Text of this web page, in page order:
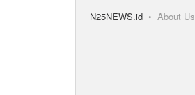
N25NEWS.id About Us